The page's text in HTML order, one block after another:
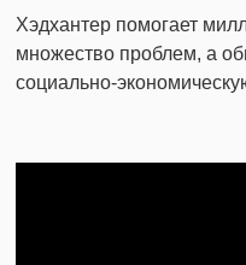
Хэдхантер помогает
множество проблем, а
социально-